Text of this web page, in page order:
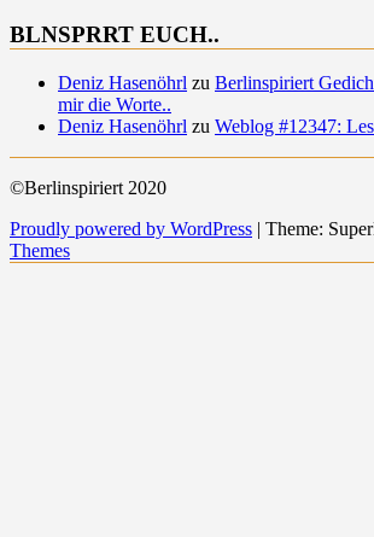
BLNSPRRT EUCH..
Deniz Hasenöhrl zu Berlinspiriert
mir die Worte..
Deniz Hasenöhrl zu Weblog #12347:
©Berlinspiriert 2020
Proudly powered by WordPress | Theme:
Themes